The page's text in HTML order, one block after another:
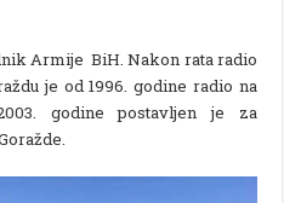
Armije BiH. Nakon rata radio
je od 1996. godine radio na
godine postavljen je za